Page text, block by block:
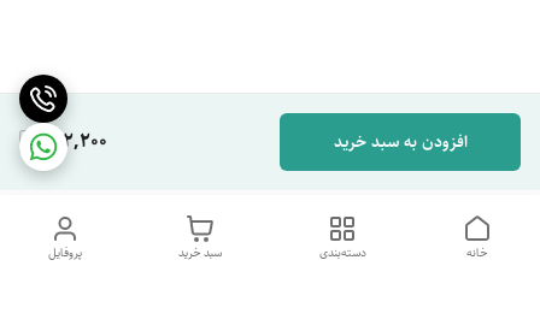
662,200 افزودن به سبد خرید
پروفایل سبد خرید دسته‌بندی خانه